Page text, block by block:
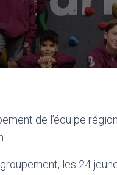
de l’équipe
les 24